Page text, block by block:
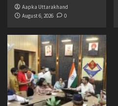
Aapka Uttarakhand
August 6, 2026
0